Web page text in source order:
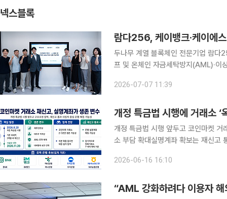
넥스블록
람다256, 케이뱅크·케이에
두나무 계열 블록체인 전문기업 람
프 및 온체인 자금세탁방지(AML)·이상거
2026-07-07 11:39
개정 특금법 시행에 거래소 ‘
개정 특금법 시행 앞두고 코인마켓
소 부담 확대실명계좌 확보는 재신고 통과 이후에
금융정보법이 8월 20일부터 시행될
2026-06-16 16:10
“AML 강화하려다 이용자